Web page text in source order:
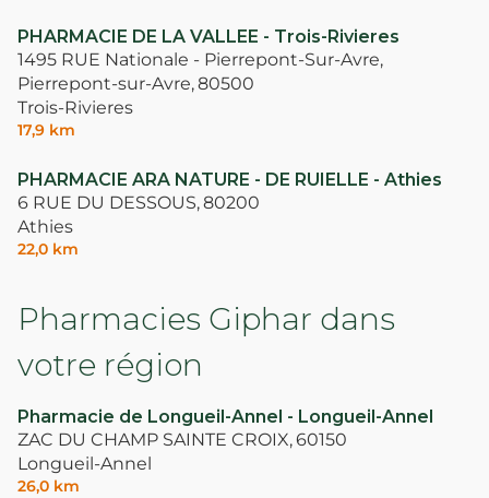
PHARMACIE DE LA VALLEE - Trois-Rivieres
1495 RUE Nationale - Pierrepont-Sur-Avre,
Pierrepont-sur-Avre,80500
Trois-Rivieres
17,9 km
PHARMACIE ARA NATURE - DE RUIELLE - Athies
6 RUE DU DESSOUS,80200
Athies
22,0 km
Pharmacies Giphar dans
votre région
Pharmacie de Longueil-Annel - Longueil-Annel
ZAC DU CHAMP SAINTE CROIX,60150
Longueil-Annel
26,0 km